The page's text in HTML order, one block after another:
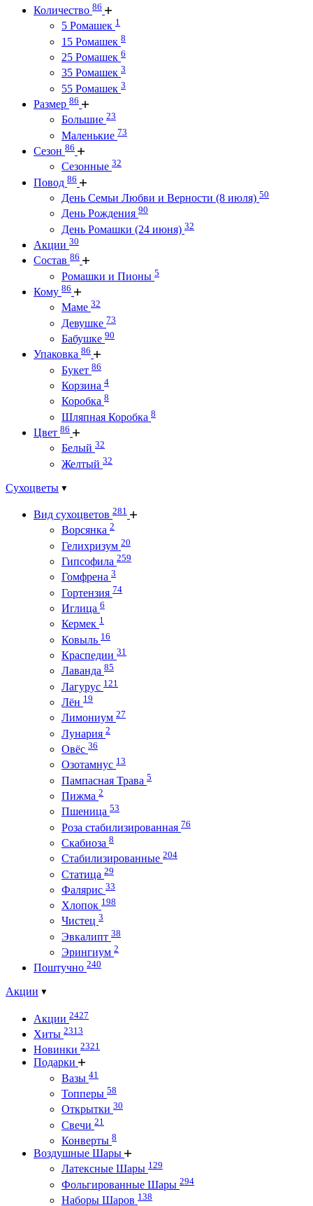
Количество 86
5 Ромашек 1
15 Ромашек 8
25 Ромашек 6
35 Ромашек 3
55 Ромашек 3
Размер 86
Большие 23
Маленькие 73
Сезон 86
Сезонные 32
Повод 86
День Семьи Любви и Верности (8 июля) 50
День Рождения 90
День Ромашки (24 июня) 32
Акции 30
Состав 86
Ромашки и Пионы 5
Кому 86
Маме 32
Девушке 73
Бабушке 90
Упаковка 86
Букет 86
Корзина 4
Коробка 8
Шляпная Коробка 8
Цвет 86
Белый 32
Желтый 32
Сухоцветы
Вид сухоцветов 281
Ворсянка 2
Гелихризум 20
Гипсофила 259
Гомфрена 3
Гортензия 74
Иглица 6
Кермек 1
Ковыль 16
Краспедии 31
Лаванда 85
Лагурус 121
Лён 19
Лимониум 27
Лунария 2
Овёс 36
Озотамнус 13
Пампасная Трава 5
Пижма 2
Пшеница 53
Роза стабилизированная 76
Скабиоза 8
Стабилизированные 204
Статица 29
Фалярис 33
Хлопок 198
Чистец 3
Эвкалипт 38
Эрингиум 2
Поштучно 240
Акции
Акции 2427
Хиты 2313
Новинки 2321
Подарки
Вазы 41
Топперы 58
Открытки 30
Свечи 21
Конверты 8
Воздушные Шары
Латексные Шары 129
Фольгированные Шары 294
Наборы Шаров 138